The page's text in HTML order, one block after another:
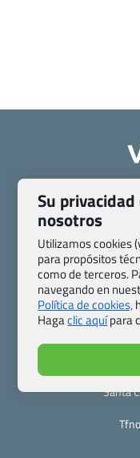
Pasaporte, Visado,
Blog de
Preguntas
Política de
Last
c/
Santa
Su
nosotros
Utilizamos cookies
para propósitos
como de terceros.
navegando en
Política de cookies,
Hagaclic aquípara